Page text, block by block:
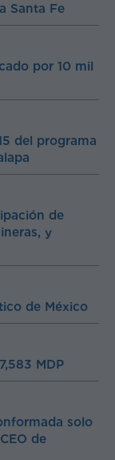
Santa Fe
por 10 mil
del programa
de
y
de México
MDP
solo
de